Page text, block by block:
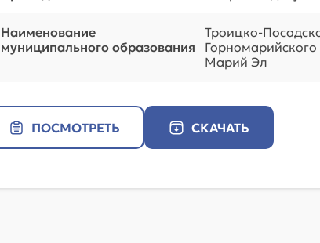
Наименование
муниципального образования
Троицко-
Марий Эл
ПОСМОТРЕТЬ СКАЧАТЬ